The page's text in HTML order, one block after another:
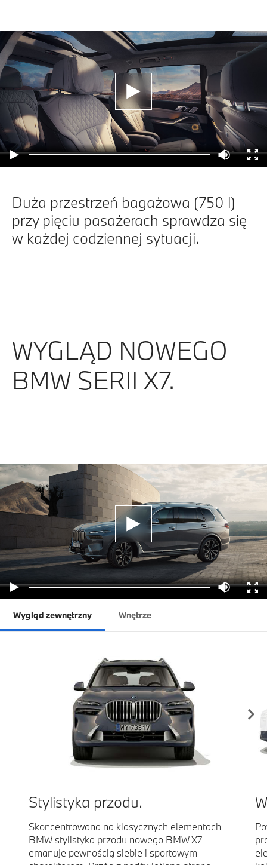
Duża przestrzeń bagażowa (750 l)
przy pięciu pasażerach sprawdza się
w każdej codziennej sytuacji.
WYGLĄD NOWEGO
BMW SERII X7.
Wygląd zewnętrzny Wnętrze
Stylistyka przodu.
Skoncentrowana na klasycznych elementach
BMW stylistyka przodu nowego BMW X7
emanuje pewnością siebie i sportowym